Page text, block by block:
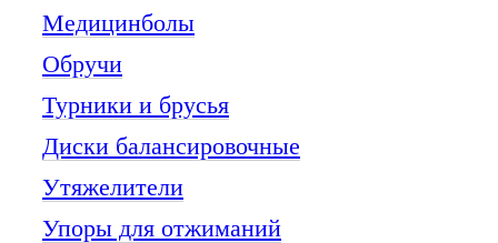
Медицинболы
Обручи
Турники и брусья
Диски балансировочные
Утяжелители
Упоры для отжиманий